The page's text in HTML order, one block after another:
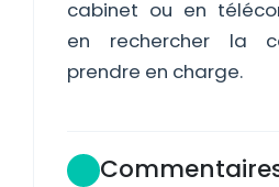
cabinet ou en
en rechercher la
prendre en charge.